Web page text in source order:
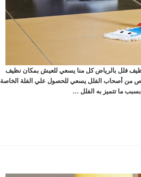
فلل بالرياض كل منا يسعي للعيش بمكان نظيف
من أصحاب الفلل يسعي للحصول علي الفلة الخاصة
ما تتميز به الفلل …